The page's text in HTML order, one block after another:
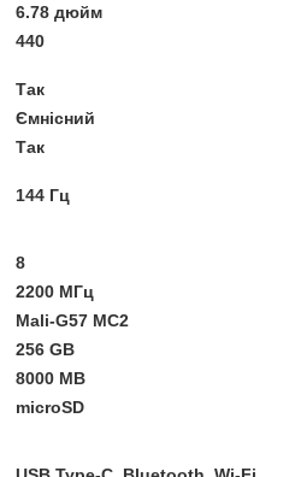
6.78 дюйм
440
Так
Ємнісний
Так
144 Гц
8
2200 МГц
Mali-G57 MC2
256 GB
8000 MB
microSD